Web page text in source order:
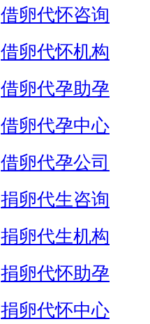
借卵代怀咨询
借卵代怀机构
借卵代孕助孕
借卵代孕中心
借卵代孕公司
捐卵代生咨询
捐卵代生机构
捐卵代怀助孕
捐卵代怀中心